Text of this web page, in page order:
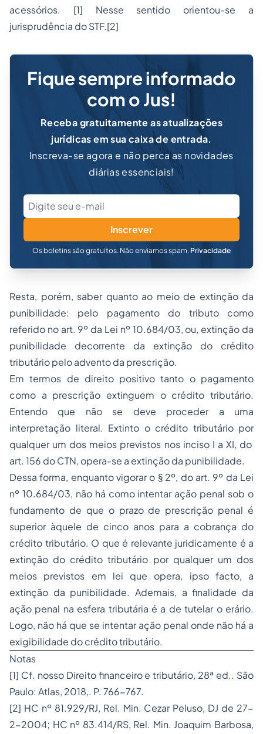
acessórios. [1] Nesse sentido orientou-se a
jurisprudência do STF.[2]
Fique sempre informado
com o Jus!
Receba gratuitamente as atualizações
jurídicas em sua caixa de entrada.
Inscreva-se agora e não perca as novidades
diárias essenciais!
Inscrever
Os boletins são gratuitos. Não enviamos spam. Privacidade
Resta, porém, saber quanto ao meio de extinção da
punibilidade: pelo pagamento do tributo como
referido no art. 9º da Lei nº 10.684/03, ou, extinção da
punibilidade decorrente da extinção do crédito
tributário pelo advento da prescrição.
Em termos de direito positivo tanto o pagamento
como a prescrição extinguem o crédito tributário.
Entendo que não se deve proceder a uma
interpretação literal. Extinto o crédito tributário por
qualquer um dos meios previstos nos inciso I a XI, do
art. 156 do CTN, opera-se a extinção da punibilidade.
Dessa forma, enquanto vigorar o § 2º, do art. 9º da Lei
nº 10.684/03, não há como intentar ação penal sob o
fundamento de que o prazo de prescrição penal é
superior àquele de cinco anos para a cobrança do
crédito tributário. O que é relevante juridicamente é a
extinção do crédito tributário por qualquer um dos
meios previstos em lei que opera, ipso facto, a
extinção da punibilidade. Ademais, a finalidade da
ação penal na esfera tributária é a de tutelar o erário.
Logo, não há que se intentar ação penal onde não há a
exigibilidade do crédito tributário.
Notas
[1] Cf. nosso Direito financeiro e tributário, 28ª ed.. São
Paulo: Atlas, 2018,. P. 766-767.
[2] HC nº 81.929/RJ, Rel. Min. Cezar Peluso, DJ de 27-
2-2004; HC nº 83.414/RS, Rel. Min. Joaquim Barbosa,